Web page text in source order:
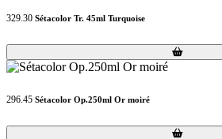
329.30 Sétacolor Tr. 45ml Turquoise
Loading...
Loading...
296.45 Sétacolor Op.250ml Or moiré
Loading...
Loading...